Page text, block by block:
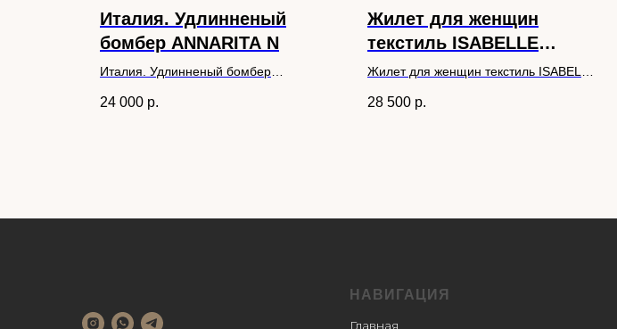
Италия. Удлинненый
бомбер ANNARITA N
Италия. Удлинненый бомбер
24 000 р.
Жилет для женщин
текстиль ISABELLE
BLANCHE
Жилет для женщин текстиль ISABELLE
28 500 р.
НАВИГАЦИЯ
Главная